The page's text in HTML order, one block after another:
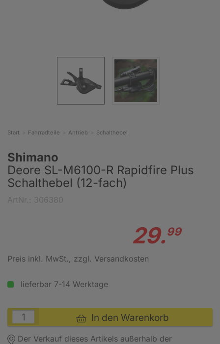
Start Fahrradteile Antrieb Schalthebel
Shimano
Deore SL-M6100-R Rapidfire Plus
Schalthebel (12-fach)
29.99
Preis inkl. MwSt., zzgl. Versandkosten
lieferbar 7-14 Werktage
In den Warenkorb
Der Verkauf dieses Artikels außerhalb der